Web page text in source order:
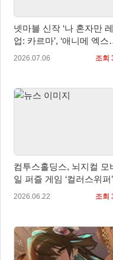
넷마블 신작 ‘나 혼자만 레벨
업: 카르마’, ‘애니메 엑스
2026’서 신규 PV 영상 등
2026.07.06 조회
컴투스홀딩스, 뇌지컬 모
일 퍼즐 게임 ‘컬러스위퍼
월 2일 글로벌 출시
2026.06.22 조회